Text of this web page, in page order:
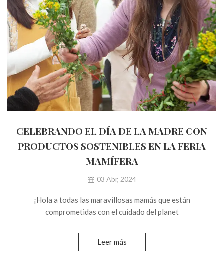
03 Abr, 2024
CELEBRANDO EL DÍA DE LA MADRE CON
PRODUCTOS SOSTENIBLES EN LA FERIA
MAMÍFERA
¡Hola a todas las maravillosas mamás que están
comprometidas con el cuidado del planet
Leer más